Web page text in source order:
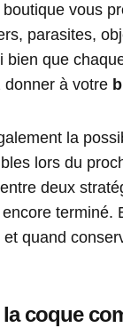
vous
parasites,
bien que
donner à votre
la
lors du
deux
quand
coque